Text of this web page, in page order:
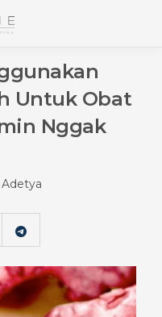
Untuk Obat
Nggak